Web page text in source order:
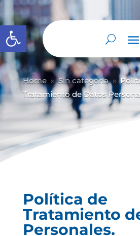
Abrir barra de herramientas
Home 9 Sin categoría 9
Tratamiento de Datos
Política de
Tratamiento
Personales.